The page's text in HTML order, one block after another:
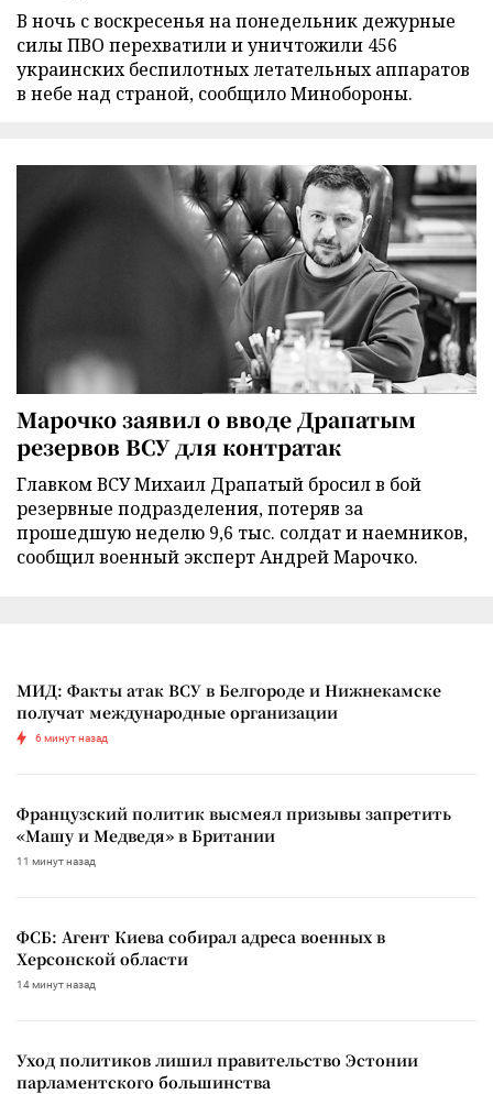
В ночь с воскресенья на понедельник дежурные
силы ПВО перехватили и уничтожили 456
украинских беспилотных летательных аппаратов
в небе над страной, сообщило Минобороны.
Марочко заявил о вводе Драпатым
резервов ВСУ для контратак
Главком ВСУ Михаил Драпатый бросил в бой
резервные подразделения, потеряв за
прошедшую неделю 9,6 тыс. солдат и наемников,
сообщил военный эксперт Андрей Марочко.
МИД: Факты атак ВСУ в Белгороде и Нижнекамске
получат международные организации
6 минут назад
Французский политик высмеял призывы запретить
«Машу и Медведя» в Британии
11 минут назад
ФСБ: Агент Киева собирал адреса военных в
Херсонской области
14 минут назад
Уход политиков лишил правительство Эстонии
парламентского большинства